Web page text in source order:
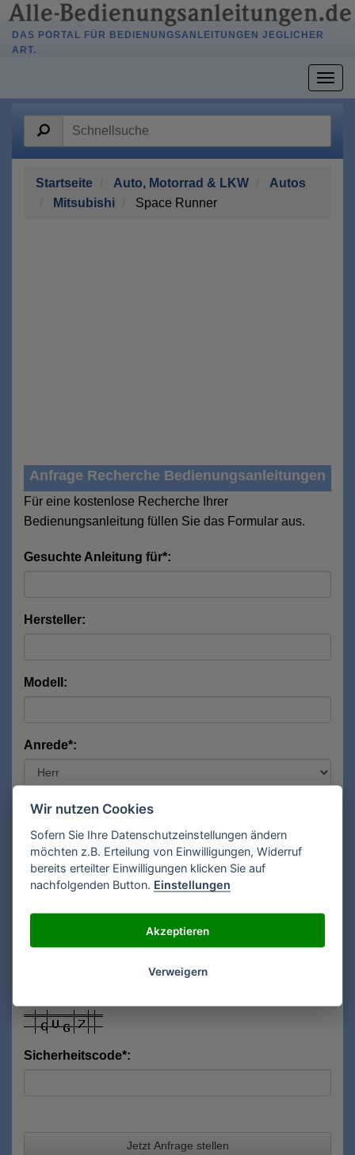
DAS PORTAL FÜR BEDIENUNGSANLEITUNGEN JEGLICHER
ART.
Startseite Auto, Motorrad & LKW
Autos
Mitsubishi
Space Runner
Anfrage Recherche Bedienungsanleitungen
Für eine kostenlose Recherche Ihrer
Bedienungsanleitung füllen Sie das Formular aus.
Gesuchte Anleitung für*:
Hersteller:
Modell:
Anrede*:
Vorname*:
Nachname*:
Sicherheitscode*:
Jetzt Anfrage stellen
Wir nutzen Cookies
Sofern Sie Ihre Datenschutzeinstellungen ändern
möchten z.B. Erteilung von Einwilligungen, Widerruf
bereits erteilter Einwilligungen klicken Sie auf
nachfolgenden Button. Einstellungen
Akzeptieren
Verweigern